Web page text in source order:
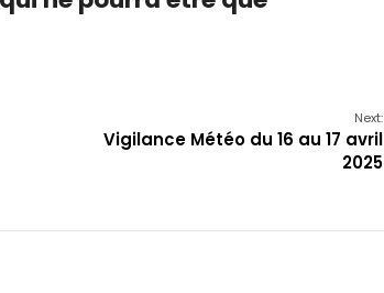
Next:
Vigilance Météo du 16 au 17 avril
2025